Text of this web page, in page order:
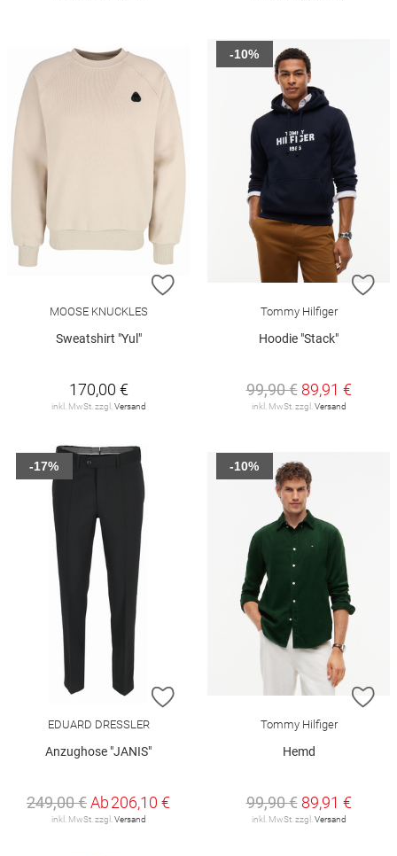
ZUR WUNSCHLISTE HINZUFÜGEN
MOOSE KNUCKLES
Sweatshirt "Yul"
170,00 €
inkl. MwSt. zzgl. Versand
Tommy Hilfiger
Hoodie "Stack"
99,90 € 89,91 €
inkl. MwSt. zzgl. Versand
-10%
ZUR WUNSCHLISTE HINZUFÜGEN
EDUARD DRESSLER
Anzughose "JANIS"
249,00 €Ab206,10 €
inkl. MwSt. zzgl. Versand
-17%
Tommy Hilfiger
Hemd
99,90 € 89,91 €
inkl. MwSt. zzgl. Versand
-10%